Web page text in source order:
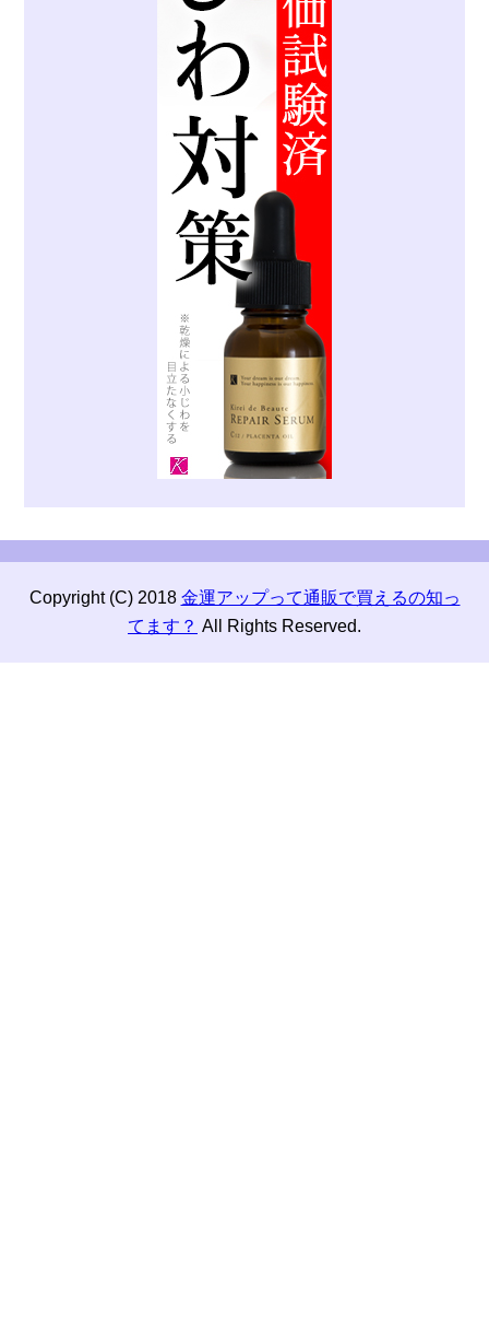
Copyright (C) 2018 金運アップって通販で買えるの知っ
てます？ All Rights Reserved.